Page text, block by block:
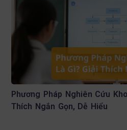
Phương Pháp Nghiên Cứu
Thích Ngắn Gọn, Dễ Hiểu